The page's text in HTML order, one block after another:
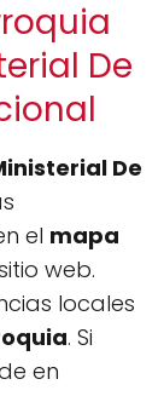
De
De
el mapa
web.
locales
. Si
en